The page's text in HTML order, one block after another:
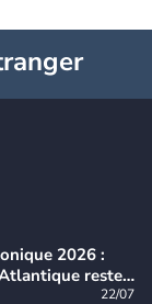
2026 :
reste
22/07